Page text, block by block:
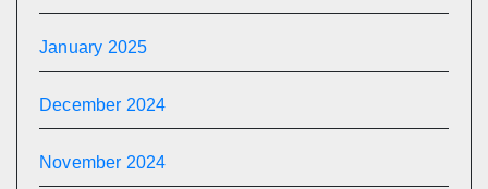
January 2025
December 2024
November 2024